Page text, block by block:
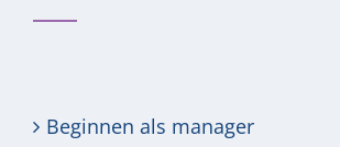
Beginnen als manager